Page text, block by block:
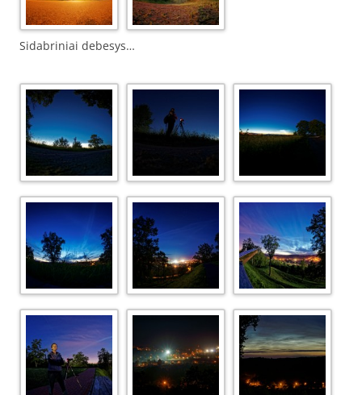
Sidabriniai debesys…